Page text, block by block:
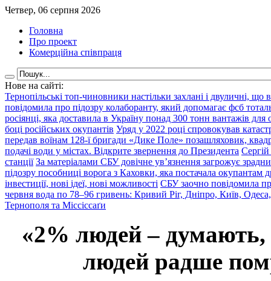
Четвер, 06 серпня 2026
Головна
Про проект
Комерційна співпраця
Нове на сайті:
Тернопільські топ-чиновники настільки захлані і двуличні, що
повідомила про підозру колаборанту, який допомагає фсб
росіянці, яка доставила в Україну понад 300 тонн вантажів для
боці російських окупантів Уряд у 2022 році спровокував
передав воїнам 128-ї бригади «Дике Поле» позашляховик,
подачі води у містах. Відкрите звернення до Президента
станції За матеріалами СБУ довічне ув’язнення загрожує
підозру пособниці ворога з Каховки, яка постачала окупантам
інвестиції, нові ідеї, нові можливості СБУ заочно повідомила
червня вода по 78–96 гривень: Кривий Ріг, Дніпро, Київ,
Тернополя та Міссіссаґи
«2% людей –
людей радше